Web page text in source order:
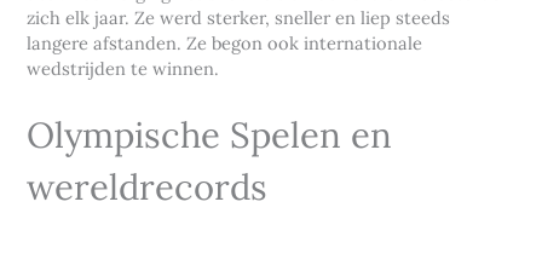
zich elk jaar. Ze werd sterker, sneller en liep steeds
langere afstanden. Ze begon ook internationale
wedstrijden te winnen.
Olympische Spelen en
wereldrecords